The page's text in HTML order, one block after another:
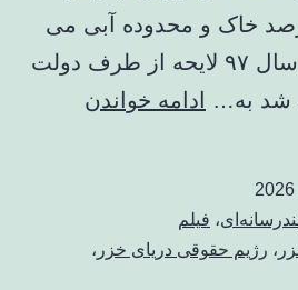
خاک و محدوده آبی می
شود. وی ادامه داد: سال ۹۷ لایحه از طرف دولت
شد به… ادامه خواندن
، فیلم
، رژیم حقوقی دریای خزر ،